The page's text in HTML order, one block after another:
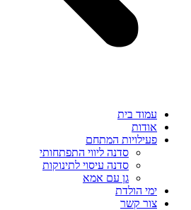
עמוד בית
אודות
פעילויות המתחם
סדנה ליווי התפתחותי
סדנה עיסוי לתינוקות
גן עם אמא
ימי הולדת
צור קשר